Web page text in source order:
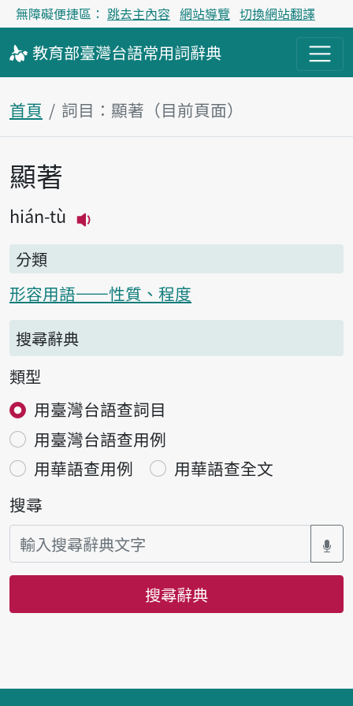
無障礙便捷區： 跳去主內容 網站導覽 切換網站翻譯
教育部臺灣台語常用詞辭典
首頁 詞目：顯著（目前頁面）
主內容區塊
顯著
hián-tù
分類
形容用語——性質、程度
搜尋辭典
類型
用臺灣台語查詞目
用臺灣台語查用例
用華語查用例
用華語查全文
搜尋
搜尋辭典